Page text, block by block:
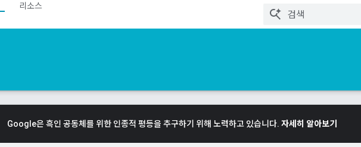
리소스
Google은 흑인 공동체를 위한 인종적 평등을 추구하기 위해 노력하고 있습니다. 자세히 알아보기